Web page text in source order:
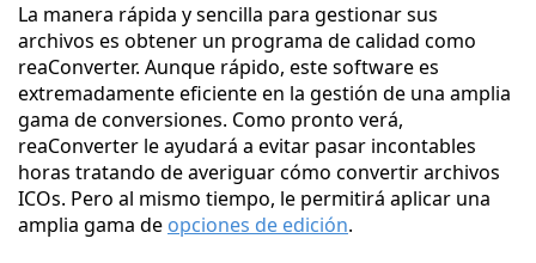
La manera rápida y sencilla para gestionar sus
archivos es obtener un programa de calidad como
reaConverter. Aunque rápido, este software es
extremadamente eficiente en la gestión de una amplia
gama de conversiones. Como pronto verá,
reaConverter le ayudará a evitar pasar incontables
horas tratando de averiguar cómo convertir archivos
ICOs. Pero al mismo tiempo, le permitirá aplicar una
amplia gama de opciones de edición.